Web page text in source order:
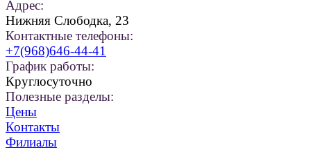
Адрес:
Нижняя Слободка, 23
Контактные телефоны:
+7(968)646-44-41
График работы:
Круглосуточно
Полезные разделы:
Цены
Контакты
Филиалы